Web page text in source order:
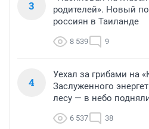
3
родителей». Новый
россиян в Таиланде
8 539 9
4
Уехал за грибами на
Заслуженного
лесу — в небо
6 537 38